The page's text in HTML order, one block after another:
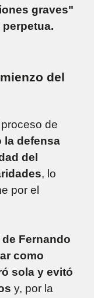
graves"
del
de
la defensa
del
, lo
por el
Fernando
como
sola y evitó
y, por la